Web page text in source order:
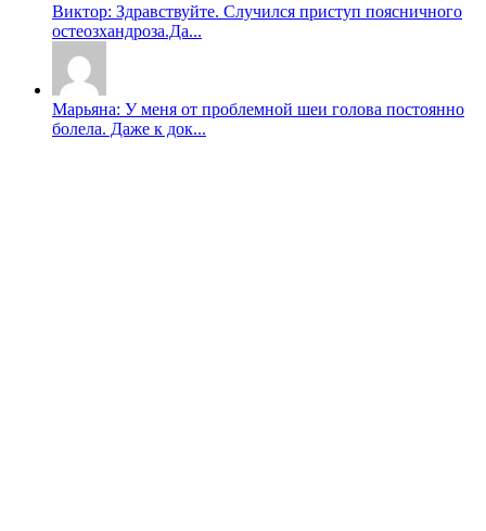
Виктор: Здравствуйте. Случился приступ поясничного
остеозхандроза.Да...
Марьяна: У меня от проблемной шеи голова постоянно
болела. Даже к док...